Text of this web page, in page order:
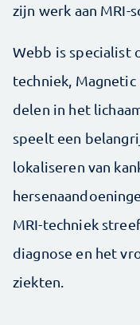
zijn werk aan MRI-
Webb is specialist
techniek, Magnetic
delen in het
speelt een
lokaliseren van
MRI-techniek
diagnose en het
ziekten.